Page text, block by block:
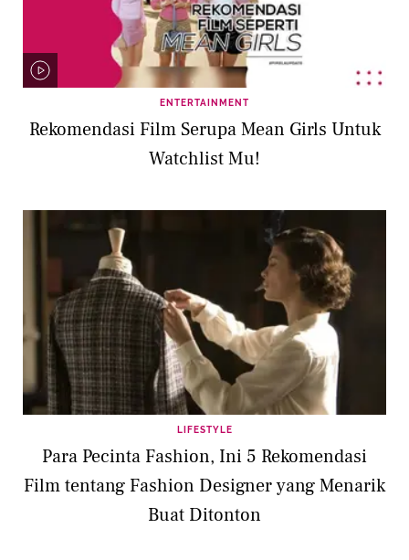
ENTERTAINMENT
Rekomendasi Film Serupa Mean Girls Untuk
Watchlist Mu!
LIFESTYLE
Para Pecinta Fashion, Ini 5 Rekomendasi
Film tentang Fashion Designer yang Menarik
Buat Ditonton